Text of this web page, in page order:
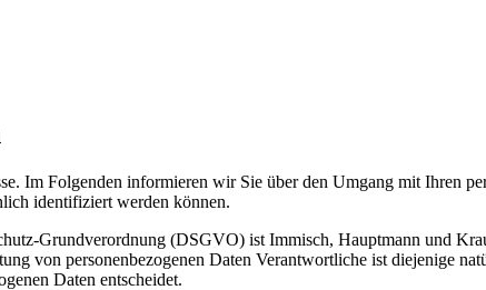
Im Folgenden informieren wir Sie über den Umgang mit Ihren
identifiziert werden können.
Grundverordnung (DSGVO) ist Immisch, Hauptmann und
von personenbezogenen Daten Verantwortliche ist diejenige
Daten entscheidet.